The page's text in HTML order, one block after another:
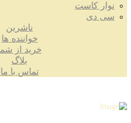
نوار کاست
سی دی
ناشرین
خواننده ها
خرید از شما
بلاگ
تماس با ما